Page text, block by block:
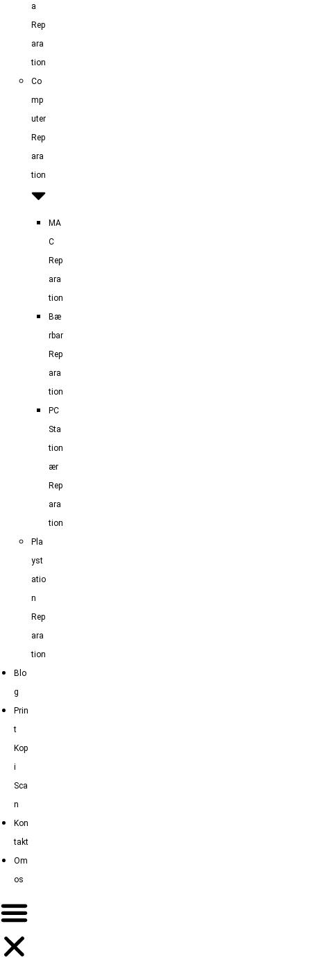
a
Rep
ara
tion
Co
mp
uter
Rep
ara
tion
MA
C
Rep
ara
tion
Bæ
rbar
Rep
ara
tion
PC
Sta
tion
ær
Rep
ara
tion
Pla
yst
atio
n
Rep
ara
tion
Blo
g
Prin
t
Kop
i
Sca
n
Kon
takt
Om
os